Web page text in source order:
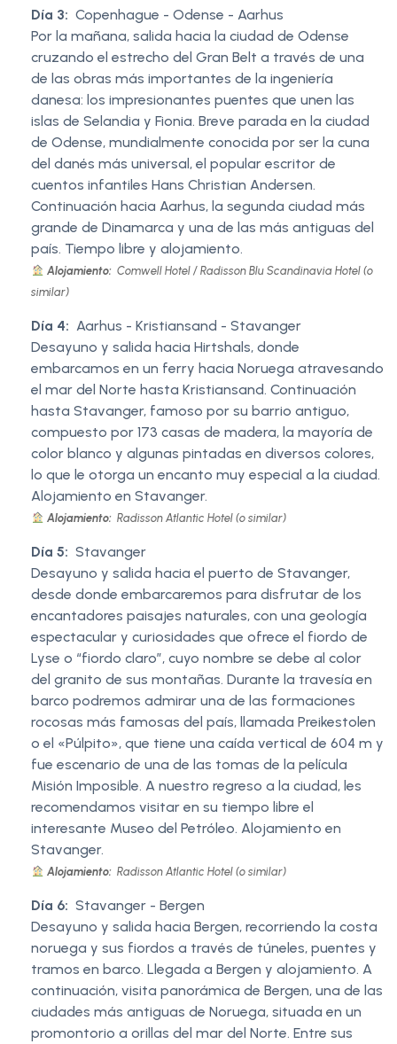
Día 3: Copenhague - Odense - Aarhus
Por la mañana, salida hacia la ciudad de Odense
cruzando el estrecho del Gran Belt a través de una
de las obras más importantes de la ingeniería
danesa: los impresionantes puentes que unen las
islas de Selandia y Fionia. Breve parada en la ciudad
de Odense, mundialmente conocida por ser la cuna
del danés más universal, el popular escritor de
cuentos infantiles Hans Christian Andersen.
Continuación hacia Aarhus, la segunda ciudad más
grande de Dinamarca y una de las más antiguas del
país. Tiempo libre y alojamiento.
Alojamiento: Comwell Hotel / Radisson Blu Scandinavia Hotel (o
similar)
Día 4: Aarhus - Kristiansand - Stavanger
Desayuno y salida hacia Hirtshals, donde
embarcamos en un ferry hacia Noruega atravesando
el mar del Norte hasta Kristiansand. Continuación
hasta Stavanger, famoso por su barrio antiguo,
compuesto por 173 casas de madera, la mayoría de
color blanco y algunas pintadas en diversos colores,
lo que le otorga un encanto muy especial a la ciudad.
Alojamiento en Stavanger.
Alojamiento: Radisson Atlantic Hotel (o similar)
Día 5: Stavanger
Desayuno y salida hacia el puerto de Stavanger,
desde donde embarcaremos para disfrutar de los
encantadores paisajes naturales, con una geología
espectacular y curiosidades que ofrece el fiordo de
Lyse o “fiordo claro”, cuyo nombre se debe al color
del granito de sus montañas. Durante la travesía en
barco podremos admirar una de las formaciones
rocosas más famosas del país, llamada Preikestolen
o el «Púlpito», que tiene una caída vertical de 604 m y
fue escenario de una de las tomas de la película
Misión Imposible. A nuestro regreso a la ciudad, les
recomendamos visitar en su tiempo libre el
interesante Museo del Petróleo. Alojamiento en
Stavanger.
Alojamiento: Radisson Atlantic Hotel (o similar)
Día 6: Stavanger - Bergen
Desayuno y salida hacia Bergen, recorriendo la costa
noruega y sus fiordos a través de túneles, puentes y
tramos en barco. Llegada a Bergen y alojamiento. A
continuación, visita panorámica de Bergen, una de las
ciudades más antiguas de Noruega, situada en un
promontorio a orillas del mar del Norte. Entre sus